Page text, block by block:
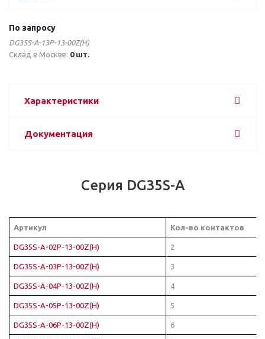
По запросу
DG35S-A-13P-13-00Z(H)
Склад в Москве: 0 шт.
Характеристики
Документация
Серия DG35S-A
Артикул Кол-во контактов
DG35S-A-02P-13-00Z(H) 2
DG35S-A-03P-13-00Z(H) 3
DG35S-A-04P-13-00Z(H) 4
DG35S-A-05P-13-00Z(H) 5
DG35S-A-06P-13-00Z(H) 6